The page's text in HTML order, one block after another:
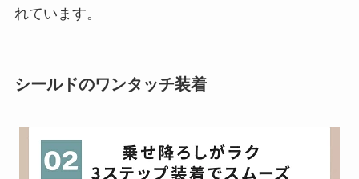
れています。
シールドのワンタッチ装着